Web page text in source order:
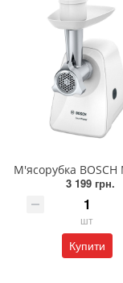
3 199 грн.
шт
Купити